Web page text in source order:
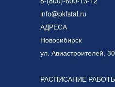
info@pkfstal.ru
АДРЕСА
Новосибирск
ул. Авиастроителей, 30
РАСПИСАНИЕ